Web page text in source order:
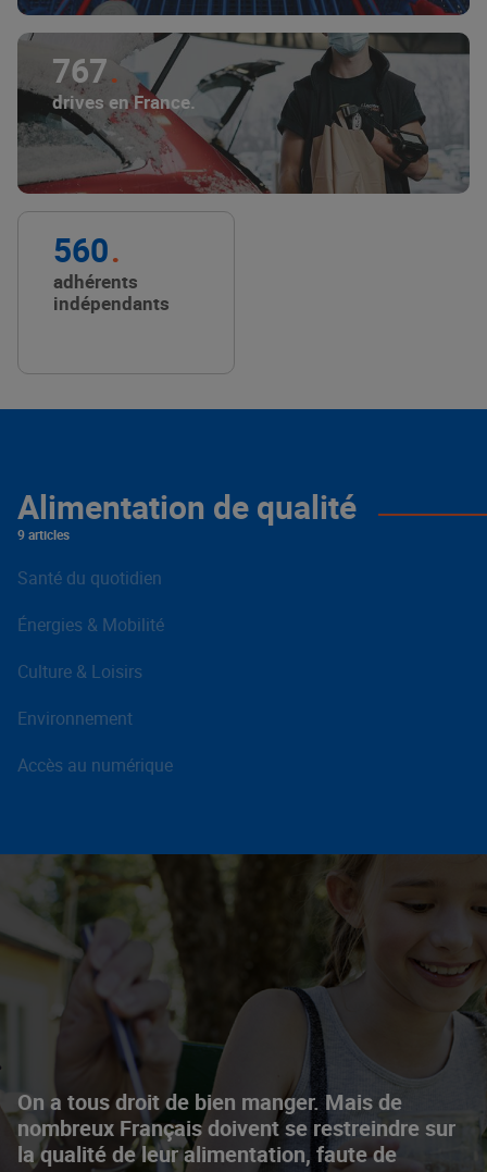
767
drives en France.
560
adhérents
indépendants
On a tous droit de bien manger. Mais de
nombreux Français doivent se restreindre sur
la qualité de leur alimentation, faute de
Alimentation de qualité
9 articles
Santé du quotidien
Énergies & Mobilité
Culture & Loisirs
Environnement
Accès au numérique